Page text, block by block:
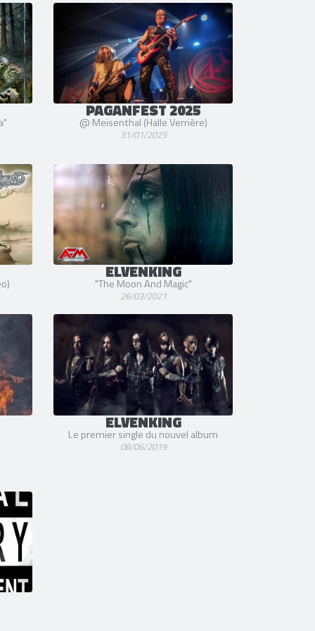
PAGANFEST 2025
@ Meisenthal (Halle Verrière)
31/01/2025
ELVENKING
"The Moon And Magic"
26/03/2021
ELVENKING
Le premier single du nouvel album
08/06/2019